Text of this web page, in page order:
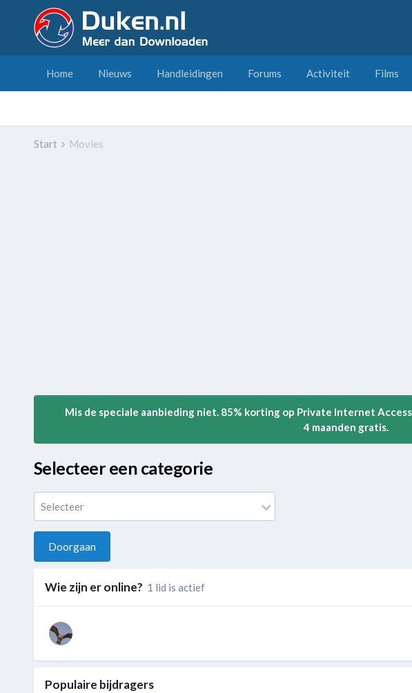
Home Nieuws Handleidingen Forums Activiteit Films
Start Movies
Mis de speciale aanbieding niet. 85% korting op Private Internet
4 maanden gratis.
Selecteer een categorie
Selecteer
Doorgaan
Wie zijn er online? 1 lid is actief
Populaire bijdragers